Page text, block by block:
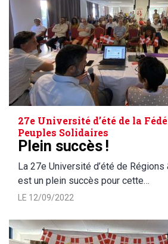
27e Université d’été de la
Peuples Solidaires
Plein succès !
La 27e Université d’été de
est un plein succès pour cette…
LE 12/09/2022